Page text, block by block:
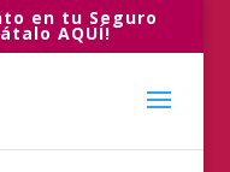
en tu Seguro
AQUÍ!